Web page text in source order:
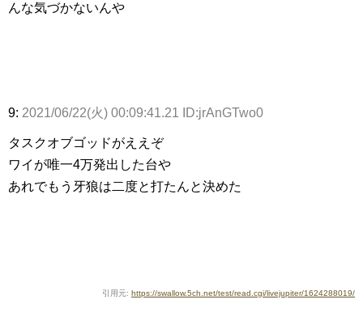
んな気づかないんや
9: 2021/06/22(火) 00:09:41.21 ID:jrAnGTwo0
タスクオブゴッドがええぞ
ワイが唯一4万発出した台や
あれでもう牙狼は二度と打たんと決めた
引用元: https://swallow.5ch.net/test/read.cgi/livejupiter/1624288019/